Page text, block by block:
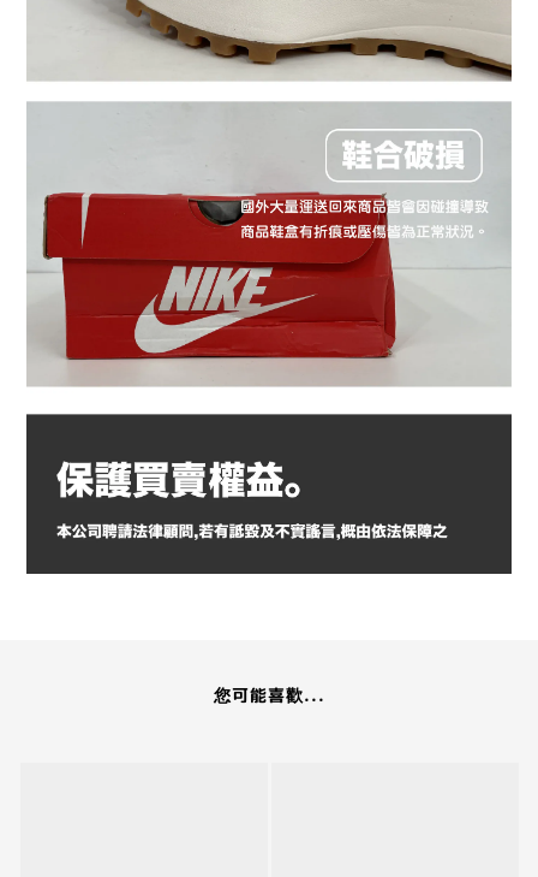
您可能喜歡...